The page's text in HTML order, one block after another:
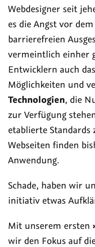
Webdesigner seit
es die Angst vor
barrierefreien
vermeintlich einher
Entwicklern auch
Möglichkeiten und
Technologien, die
zur Verfügung
etablierte
Webseiten finden
Anwendung.
Schade, haben wir
initiativ etwas
Mit unserem ersten
wir den Fokus auf